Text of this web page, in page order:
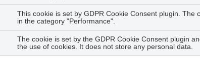
This cookie is set by GDPR Cookie Consent plugin.
in the category "Performance".
The cookie is set by the GDPR Cookie Consent plugin
the use of cookies. It does not store any personal data.